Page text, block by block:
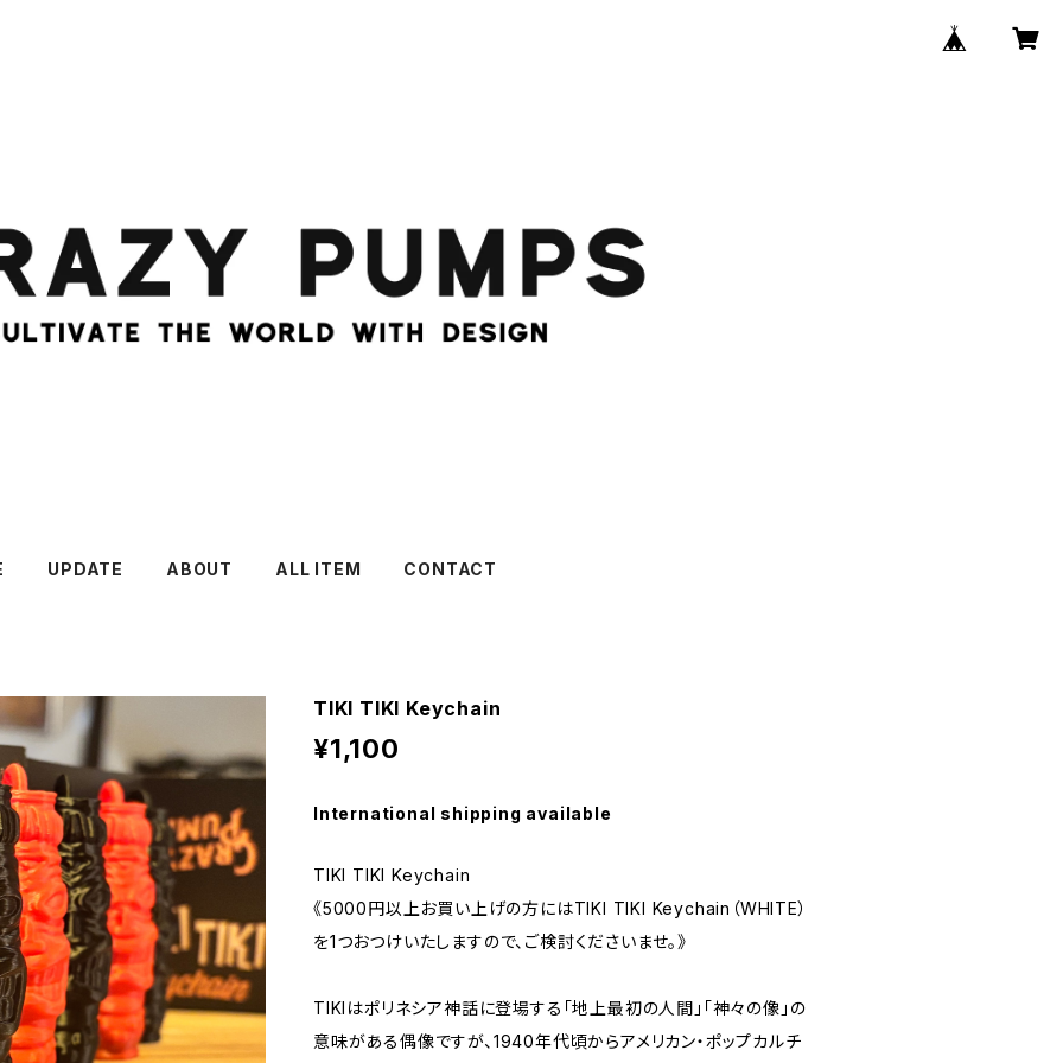
UPDATE ABOUT ALL ITEM CONTACT
TIKI TIKI Keychain
¥1,100
International shipping available
TIKI TIKI Keychain
《5000円以上お買い上げの方にはTIKI TIKI Keychain（WHITE）
を1つおつけいたしますので、ご検討くださいませ。》
TIKIはポリネシア神話に登場する「地上最初の人間」「神々の像」の
意味がある偶像ですが、1940年代頃からアメリカン・ポップカルチ